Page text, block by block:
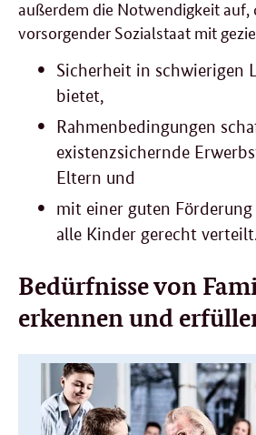
außerdem die Notwendigkeit auf,
vorsorgender Sozialstaat mit
Sicherheit in schwierigen
bietet,
Rahmenbedingungen
existenzsichernde
Eltern und
mit einer guten
alle Kinder gerecht
Bedürfnisse von
erkennen und
Weitere
Informationen